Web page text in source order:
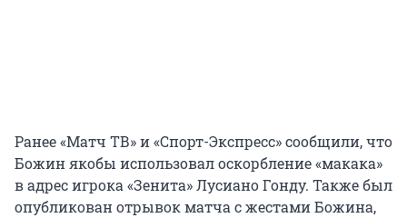
Ранее «Матч ТВ» и «Спорт-Экспресс» сообщили, что
Божин якобы использовал оскорбление «макака»
в адрес игрока «Зенита» Лусиано Гонду. Также был
опубликован отрывок матча с жестами Божина,